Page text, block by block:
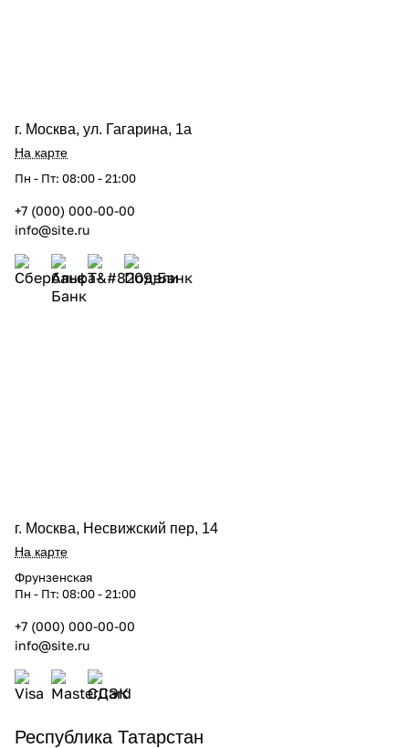
г. Москва, ул. Гагарина, 1а
На карте
Пн - Пт: 08:00 - 21:00
+7 (000) 000-00-00
info@site.ru
г. Москва, Несвижский пер, 14
На карте
Фрунзенская
Пн - Пт: 08:00 - 21:00
+7 (000) 000-00-00
info@site.ru
Республика Татарстан